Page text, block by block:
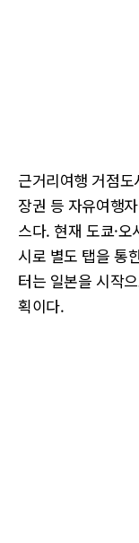
근거리여행 거점도
장권 등 자유여행
스다. 현재 도쿄·
시로 별도 탭을 통
터는 일본을 시작
획이다.